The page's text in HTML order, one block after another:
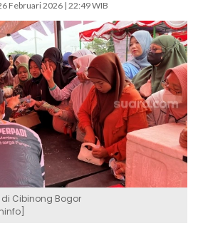
Februari 2026 | 22:49 WIB
Cibinong Bogor